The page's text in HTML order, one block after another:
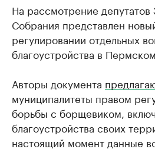
На рассмотрение депутатов
Собрания представлен
регулировании отдельных
благоустройства в
Авторы документа
муниципалитеты правом
борьбы с борщевиком,
благоустройства своих
настоящий момент данные